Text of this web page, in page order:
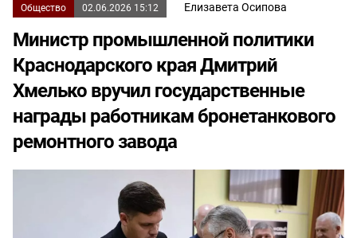
Общество 02.06.2026 15:12 Елизавета Осипова
Министр промышленной политики
Краснодарского края Дмитрий
Хмелько вручил государственные
награды работникам бронетанкового
ремонтного завода